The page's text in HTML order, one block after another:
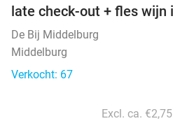
late check-out + fles wijn
De Bij Middelburg
Middelburg
Verkocht: 67
Excl. ca.